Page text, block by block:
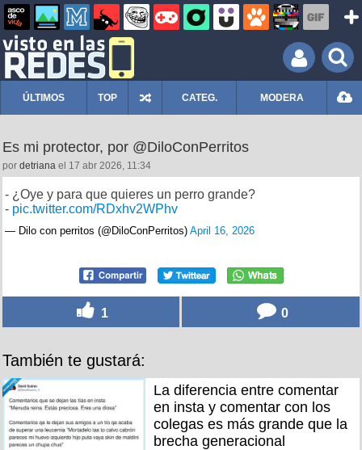
ÚLTIMOS TOP CATEG. MODERA
Es mi protector, por @DiloConPerritos
por detriana el 17 abr 2026, 11:34
- ¿Oye y para que quieres un perro grande?
- pic.twitter.com/RDxhv2WPhv
— Dilo con perritos (@DiloConPerritos) April 16, 2026
1 0
También te gustará:
La diferencia entre comentar
en insta y comentar con los
colegas es más grande que la
brecha generacional